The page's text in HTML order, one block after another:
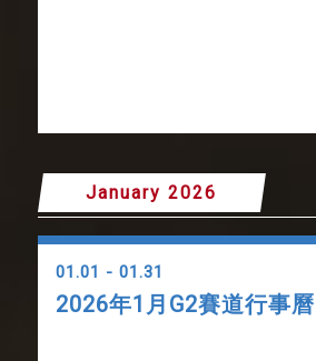
January 2026
01.01 - 01.31
2026年1月G2賽道行事曆